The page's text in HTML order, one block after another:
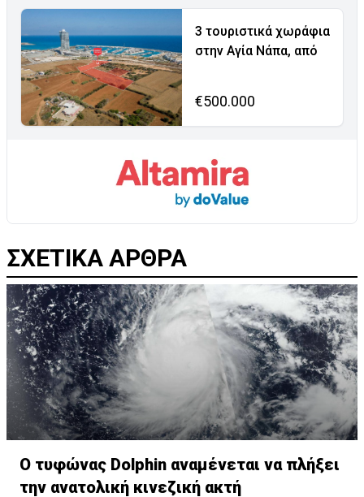
3 τουριστικά χωράφια
στην Αγία Νάπα, από
€500.000
ΣΧΕΤΙΚΑ ΑΡΘΡΑ
Ο τυφώνας Dolphin αναμένεται να πλήξει
την ανατολική κινεζική ακτή